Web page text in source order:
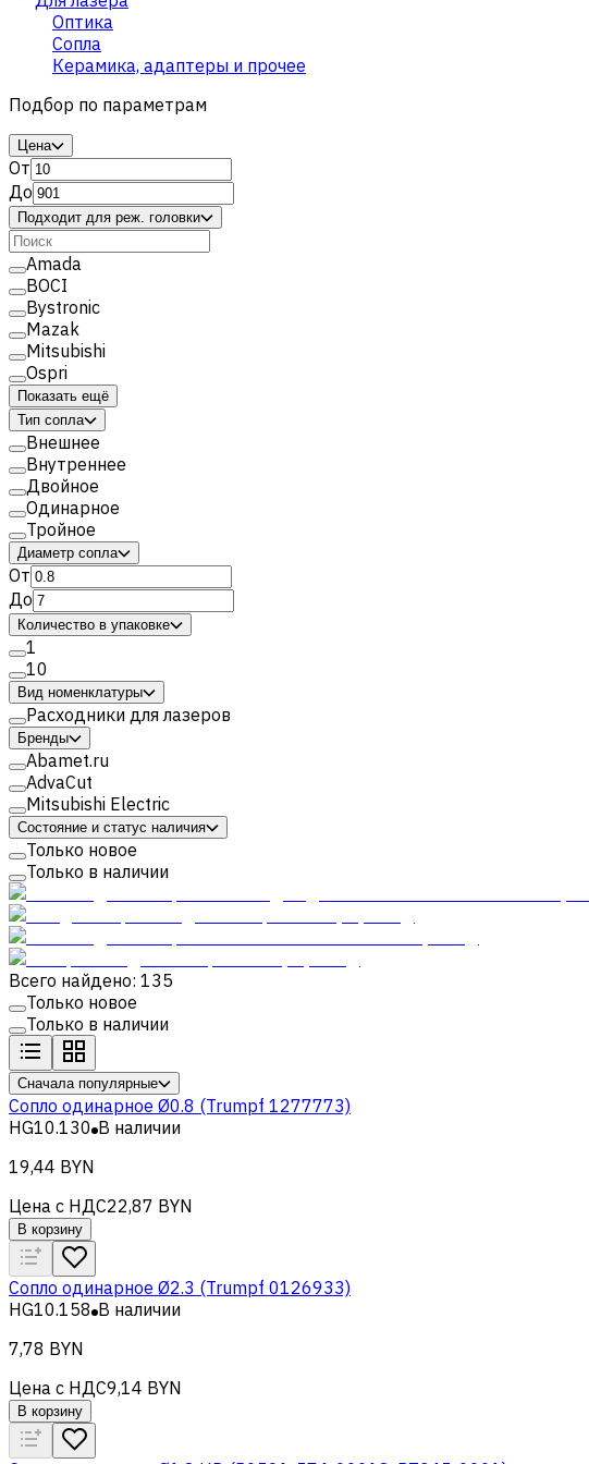
Оптика
Сопла
Керамика, адаптеры и прочее
Подбор по параметрам
Цена
От
До
Подходит для реж. головки
Amada
BOCI
Bystronic
Mazak
Mitsubishi
Ospri
Показать ещё
Тип сопла
Внешнее
Внутреннее
Двойное
Одинарное
Тройное
Диаметр сопла
От
До
Количество в упаковке
1
10
Вид номенклатуры
Расходники для лазеров
Бренды
Abamet.ru
AdvaCut
Mitsubishi Electric
Состояние и статус наличия
Только новое
Только в наличии
Всего найдено: 135
Только новое
Только в наличии
Сначала популярные
Cопло одинарное Ø0.8 (Trumpf 1277773)
HG10.130 В наличии
19,44 BYN
Цена с НДС22,87 BYN
В корзину
Cопло одинарное Ø2.3 (Trumpf 0126933)
HG10.158 В наличии
7,78 BYN
Цена с НДС9,14 BYN
В корзину